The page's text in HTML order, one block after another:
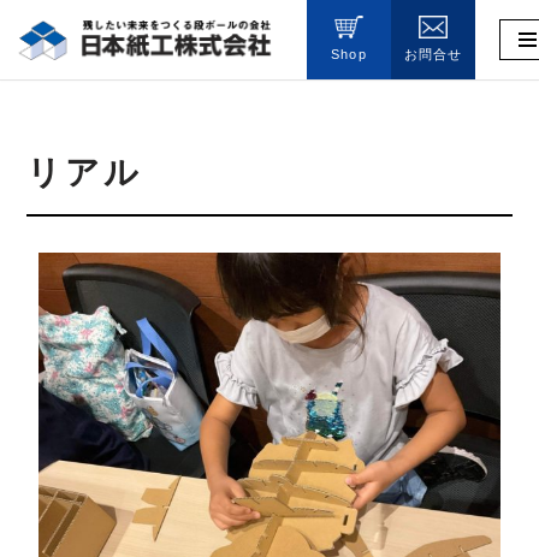
コ
ツ
Shop お問合せ
リアル